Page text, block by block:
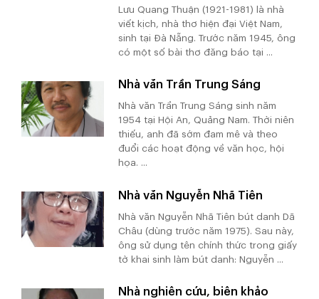
Lưu Quang Thuận (1921-1981) là nhà
viết kịch, nhà thơ hiện đại Việt Nam,
sinh tại Đà Nẵng. Trước năm 1945, ông
có một số bài thơ đăng báo tại ...
Nhà văn Trần Trung Sáng
Nhà văn Trần Trung Sáng sinh năm
1954 tại Hội An, Quảng Nam. Thời niên
thiếu, anh đã sớm đam mê và theo
đuổi các hoạt động về văn học, hội
họa. ...
Nhà văn Nguyễn Nhã Tiên
Nhà văn Nguyễn Nhã Tiên bút danh Dã
Châu (dùng trước năm 1975). Sau này,
ông sử dụng tên chính thức trong giấy
tờ khai sinh làm bút danh: Nguyễn ...
Nhà nghiên cứu, biên khảo